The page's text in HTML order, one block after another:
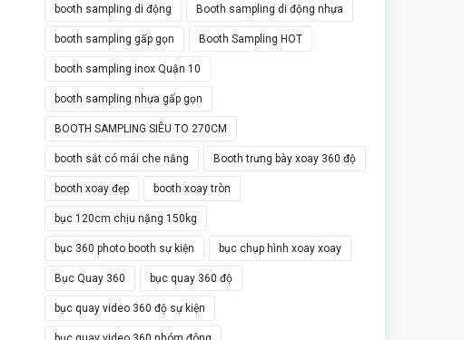
booth sampling di động Booth sampling di động nhựa
booth sampling gấp gọn Booth Sampling HOT
booth sampling inox Quận 10
booth sampling nhựa gấp gọn
BOOTH SAMPLING SIÊU TO 270CM
booth sắt có mái che nắng Booth trưng bày xoay 360 độ
booth xoay đẹp booth xoay tròn
bục 120cm chịu nặng 150kg
bục 360 photo booth sự kiện bục chụp hình xoay xoay
Bục Quay 360 bục quay 360 độ
bục quay video 360 độ sự kiện